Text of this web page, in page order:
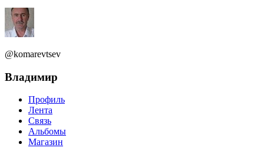
@komarevtsev
Владимир
Профиль
Лента
Связь
Альбомы
Магазин